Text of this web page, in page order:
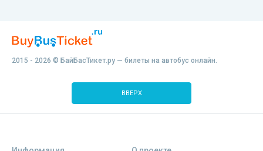
2015 - 2026 © БайБасТикет.ру — билеты на автобус онлайн.
ВВЕРХ